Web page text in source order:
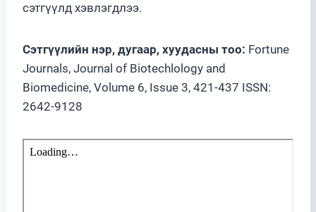
сэтгүүлд хэвлэгдлээ.
Сэтгүүлийн нэр, дугаар, хуудасны тоо: Fortune
Journals, Journal of Biotechlology and
Biomedicine, Volume 6, Issue 3, 421-437 ISSN:
2642-9128